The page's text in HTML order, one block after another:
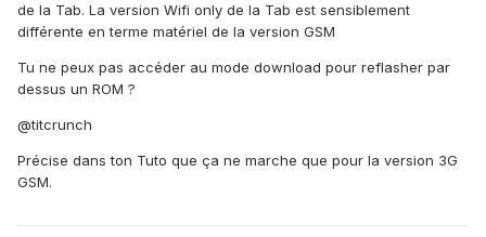
de la Tab. La version Wifi only de la Tab est sensiblement
différente en terme matériel de la version GSM
Tu ne peux pas accéder au mode download pour reflasher par
dessus un ROM ?
@titcrunch
Précise dans ton Tuto que ça ne marche que pour la version 3G
GSM.